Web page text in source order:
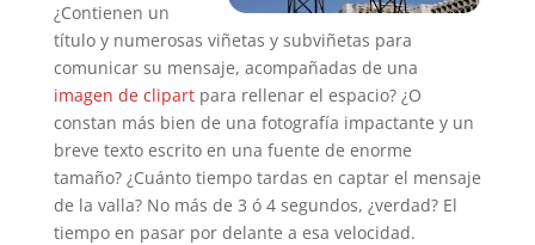
¿Contienen un
título y numerosas viñetas y subviñetas para
comunicar su mensaje, acompañadas de una
imagen de clipartpara rellenar el espacio? ¿O
constan más bien de una fotografía impactante y un
breve texto escrito en una fuente de enorme
tamaño? ¿Cuánto tiempo tardas en captar el mensaje
de la valla? No más de 3 ó 4 segundos, ¿verdad? El
tiempo en pasar por delante a esa velocidad.